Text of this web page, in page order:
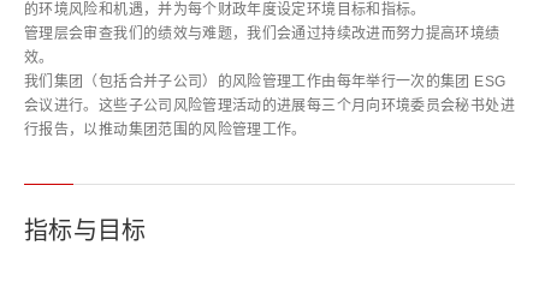
的环境风险和机遇，并为每个财政年度设定环境目标和指标。
管理层会审查我们的绩效与难题，我们会通过持续改进而努力提高环境绩
效。
我们集团（包括合并子公司）的风险管理工作由每年举行一次的集团 ESG
会议进行。这些子公司风险管理活动的进展每三个月向环境委员会秘书处进
行报告，以推动集团范围的风险管理工作。
指标与目标